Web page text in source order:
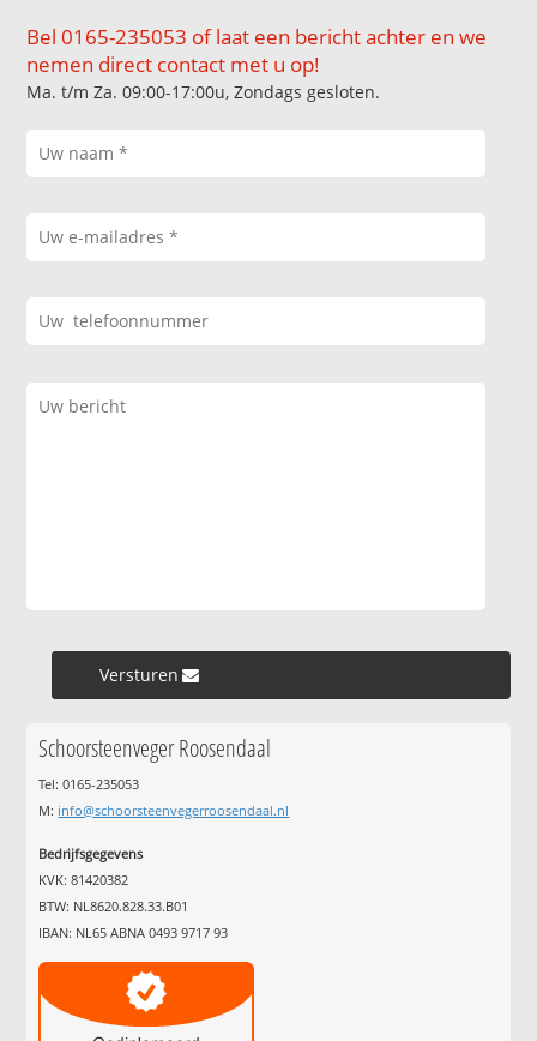
Bel 0165-235053 of laat een bericht achter en we
nemen direct contact met u op!
Ma. t/m Za. 09:00-17:00u, Zondags gesloten.
Versturen »
Schoorsteenveger Roosendaal
Tel: 0165-235053
M: info@schoorsteenvegerroosendaal.nl
Bedrijfsgegevens
KVK: 81420382
BTW: NL8620.828.33.B01
IBAN: NL65 ABNA 0493 9717 93